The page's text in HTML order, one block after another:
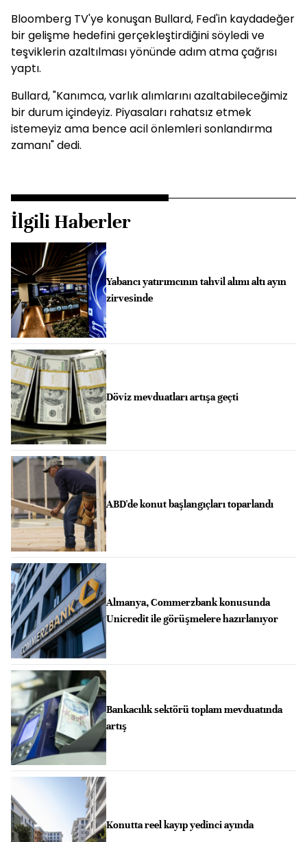
Bloomberg TV'ye konuşan Bullard, Fed'in kaydadeğer
bir gelişme hedefini gerçekleştirdiğini söyledi ve
teşviklerin azaltılması yönünde adım atma çağrısı
yaptı.
Bullard, "Kanımca, varlık alımlarını azaltabileceğimiz
bir durum içindeyiz. Piyasaları rahatsız etmek
istemeyiz ama bence acil önlemleri sonlandırma
zamanı" dedi.
İlgili Haberler
Yabancı yatırımcının tahvil alımı altı ayın
zirvesinde
Döviz mevduatları artışa geçti
ABD'de konut başlangıçları toparlandı
Almanya, Commerzbank konusunda
Unicredit ile görüşmelere hazırlanıyor
Bankacılık sektörü toplam mevduatında
artış
Konutta reel kayıp yedinci ayında